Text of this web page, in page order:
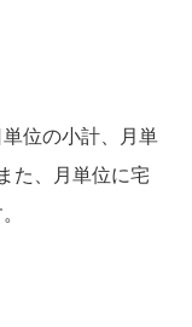
位の小計、月単
た、月単位に宅